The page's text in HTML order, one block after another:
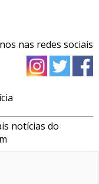
nas redes sociais
notícias do